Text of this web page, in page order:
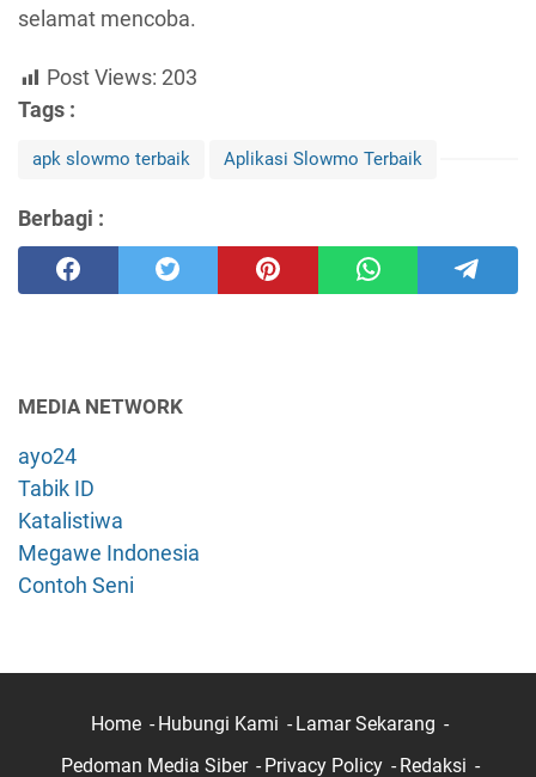
selamat mencoba.
Post Views: 203
Tags :
apk slowmo terbaik Aplikasi Slowmo Terbaik
Berbagi :
MEDIA NETWORK
ayo24
Tabik ID
Katalistiwa
Megawe Indonesia
Contoh Seni
Home Hubungi Kami
Lamar Sekarang
Pedoman Media Siber
Privacy Policy Redaksi